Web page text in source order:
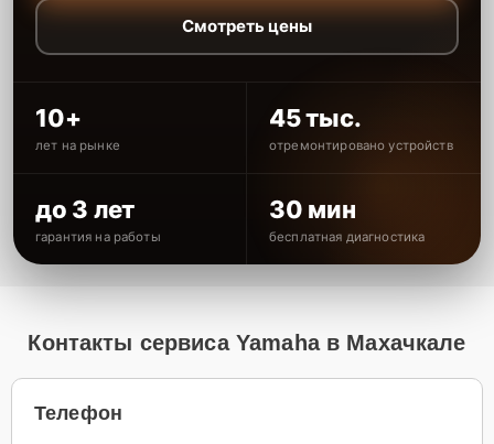
Смотреть цены
10+
лет на рынке
45 тыс.
отремонтировано устройств
до 3 лет
гарантия на работы
30 мин
бесплатная диагностика
Контакты сервиса Yamaha в Махачкале
Телефон